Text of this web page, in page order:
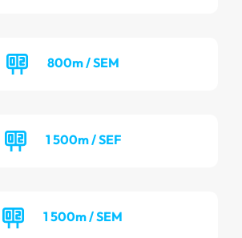
800m / SEM
1 500m / SEF
1 500m / SEM